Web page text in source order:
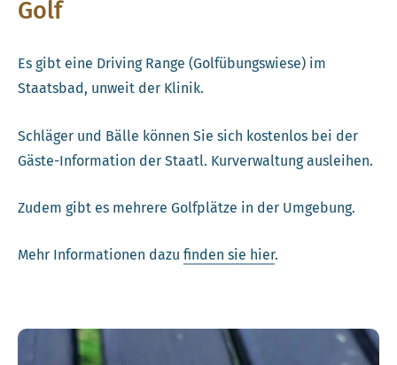
Golf
Es gibt eine Driving Range (Golfübungswiese) im
Staatsbad, unweit der Klinik.
Schläger und Bälle können Sie sich kostenlos bei der
Gäste-Information der Staatl. Kurverwaltung ausleihen.
Zudem gibt es mehrere Golfplätze in der Umgebung.
Mehr Informationen dazu finden sie hier.